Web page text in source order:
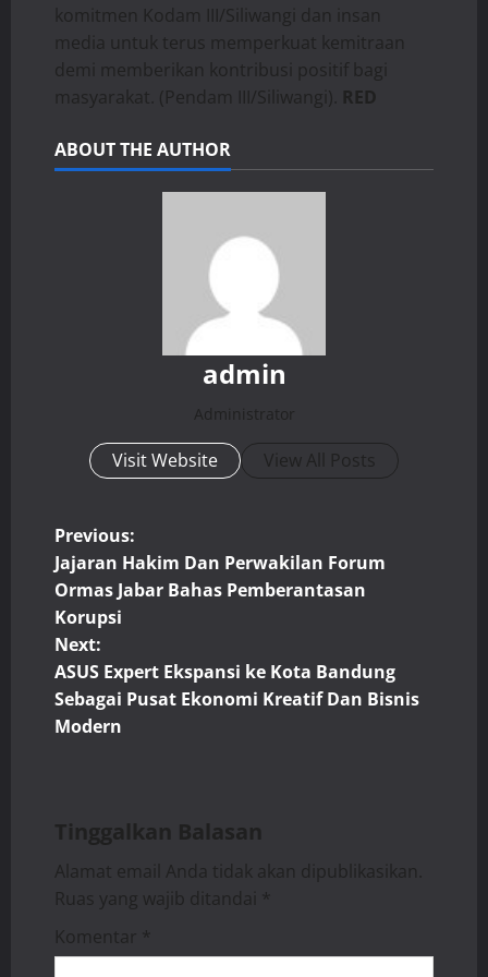
komitmen Kodam III/Siliwangi dan insan
media untuk terus memperkuat kemitraan
demi memberikan kontribusi positif bagi
masyarakat. (Pendam III/Siliwangi). RED
ABOUT THE AUTHOR
admin
Administrator
Visit Website View All Posts
P
o
s
t
n
v
i
g
a
Previous:
Jajaran Hakim Dan Perwakilan Forum
Ormas Jabar Bahas Pemberantasan
Korupsi
Next:
ASUS Expert Ekspansi ke Kota Bandung
Sebagai Pusat Ekonomi Kreatif Dan Bisnis
Modern
Tinggalkan Balasan
Alamat email Anda tidak akan dipublikasikan.
Ruas yang wajib ditandai
*
Komentar *